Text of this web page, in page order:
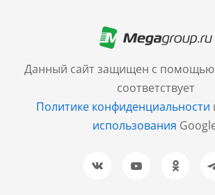
Данный сайт защищен с помощью
соответствует
Политике конфиденциальности
использования
+7 (499) 705-30-10
Санкт-Петербург
+7 (812) 600-77-33
Барнаул
Новосибирск